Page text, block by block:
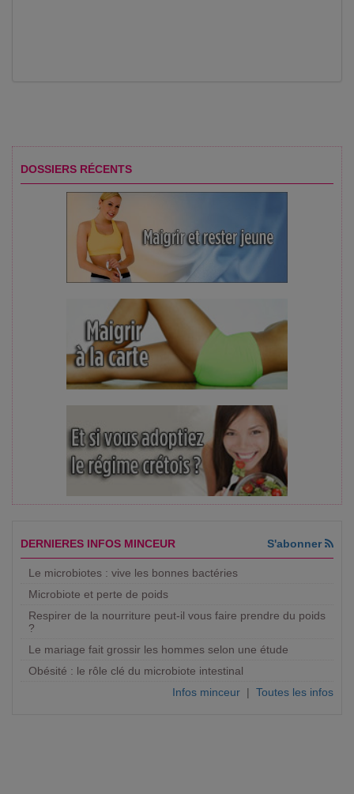
DOSSIERS RÉCENTS
DERNIERES INFOS MINCEUR S'abonner
Le microbiotes : vive les bonnes bactéries
Microbiote et perte de poids
Respirer de la nourriture peut-il vous faire prendre du poids
?
Le mariage fait grossir les hommes selon une étude
Obésité : le rôle clé du microbiote intestinal
Infos minceur | Toutes les infos